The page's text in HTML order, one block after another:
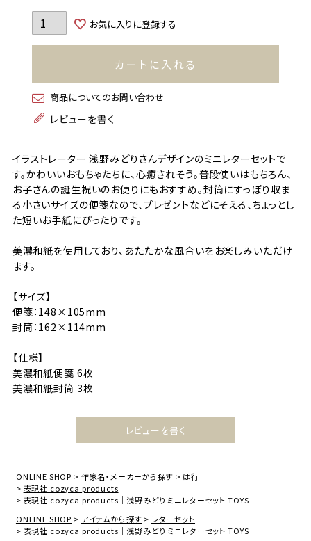
お気に入りに登録する
カートに入れる
商品についてのお問い合わせ
レビューを書く
イラストレーター 浅野みどりさんデザインのミニレターセットで
す。かわいいおもちゃたちに、心癒されそう。普段使いはもちろん、
お子さんの誕生祝いのお便りにもおすすめ。封筒にすっぽり収ま
る小さいサイズの便箋なので、プレゼントなどにそえる、ちょっとし
た短いお手紙にぴったりです。
美濃和紙を使用しており、あたたかな風合いをお楽しみいただけ
ます。
【サイズ】
便箋：148×105mm
封筒：162×114mm
【仕様】
美濃和紙便箋 6枚
美濃和紙封筒 3枚
レビューを書く
ONLINE SHOP 作家名・メーカーから探す
は行
表現社 cozyca products
表現社 cozyca products｜浅野みどり ミニレターセット TOYS
ONLINE SHOP
アイテムから探す
レターセット
表現社 cozyca products｜浅野みどり ミニレターセット TOYS